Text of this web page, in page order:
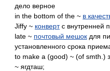
дело верное
in the bottom of the ~ в
Jiffy ~ конвертс внутренней
late ~ почтовый мешок для
установленного срока
to make a (good) ~ (of smth.)
~ ягдташ;